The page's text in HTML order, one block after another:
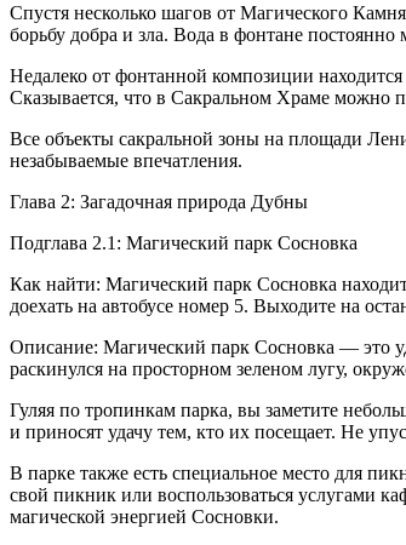
Спустя несколько шагов от Магического
борьбу добра и зла. Вода в фонтане
Недалеко от фонтанной композиции
Сказывается, что в Сакральном Храме можно
Все объекты сакральной зоны на площади
незабываемые впечатления.
Глава 2: Загадочная природа Дубны
Подглава 2.1: Магический парк Сосновка
Как найти: Магический парк Сосновка
доехать на автобусе номер 5. Выходите на
Описание: Магический парк Сосновка — это
раскинулся на просторном зеленом лугу,
Гуляя по тропинкам парка, вы заметите
и приносят удачу тем, кто их посещает. Не
В парке также есть специальное место для
свой пикник или воспользоваться услугами
магической энергией Сосновки.